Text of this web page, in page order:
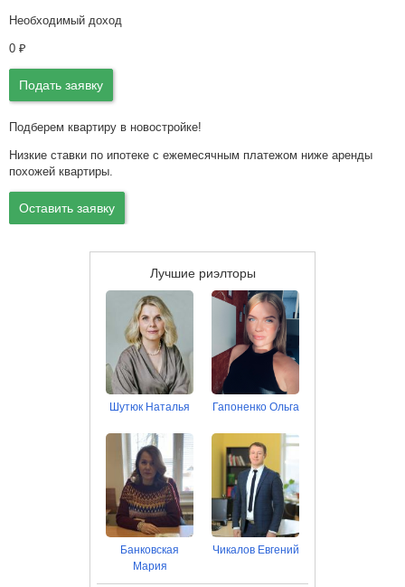
Необходимый доход
0 ₽
Подать заявку
Подберем квартиру в новостройке!
Низкие ставки по ипотеке с ежемесячным платежом ниже аренды
похожей квартиры.
Оставить заявку
Лучшие риэлторы
Шутюк Наталья Гапоненко Ольга
Банковская
Мария
Чикалов Евгений